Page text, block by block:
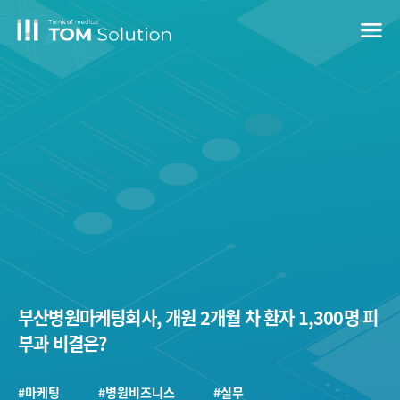
menu
부산병원마케팅회사, 개원 2개월 차 환자 1,300명 피
부과 비결은?
#마케팅 #병원비즈니스 #실무